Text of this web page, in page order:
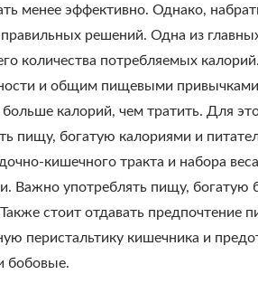
менее эффективно. Однако,
правильных решений. Одна из
количества потребляемых
и общим пищевыми
калорий, чем тратить. Для
пищу, богатую калориями и
кишечного тракта и набора
Важно употреблять пищу, богатую
стоит отдавать предпочтение
перистальтику кишечника и
бобовые.